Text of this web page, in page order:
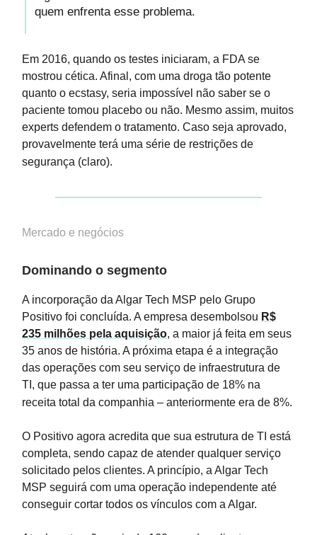
quem enfrenta esse problema.
Em 2016, quando os testes iniciaram, a FDA se
mostrou cética. Afinal, com uma droga tão potente
quanto o ecstasy, seria impossível não saber se o
paciente tomou placebo ou não. Mesmo assim, muitos
experts defendem o tratamento. Caso seja aprovado,
provavelmente terá uma série de restrições de
segurança (claro).
Mercado e negócios
Dominando o segmento
A incorporação da Algar Tech MSP pelo Grupo
Positivo foi concluída. A empresa desembolsou R$
235 milhões pela aquisição, a maior já feita em seus
35 anos de história. A próxima etapa é a integração
das operações com seu serviço de infraestrutura de
TI, que passa a ter uma participação de 18% na
receita total da companhia – anteriormente era de 8%.
O Positivo agora acredita que sua estrutura de TI está
completa, sendo capaz de atender qualquer serviço
solicitado pelos clientes. A princípio, a Algar Tech
MSP seguirá com uma operação independente até
conseguir cortar todos os vínculos com a Algar.